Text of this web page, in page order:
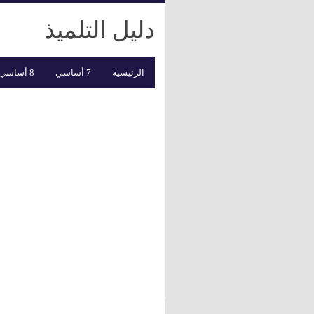
دليل التلميذ
الرئيسية 7 أساسي 8 أساسي